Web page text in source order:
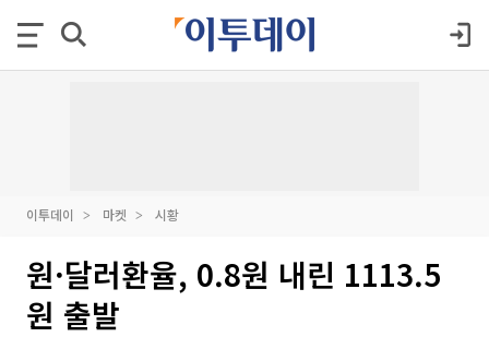
이투데이 마켓 시황
원·달러환율, 0.8원 내린 1113.5
원 출발